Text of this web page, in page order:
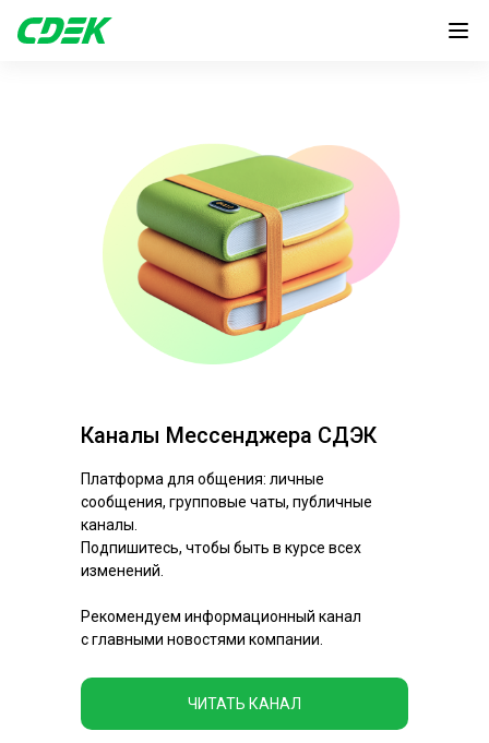
Каналы Мессенджера СДЭК
Платформа для общения: личные
сообщения, групповые чаты, публичные
каналы.
Подпишитесь, чтобы быть в курсе всех
изменений.
Рекомендуем информационный канал
с главными новостями компании.
ЧИТАТЬ КАНАЛ